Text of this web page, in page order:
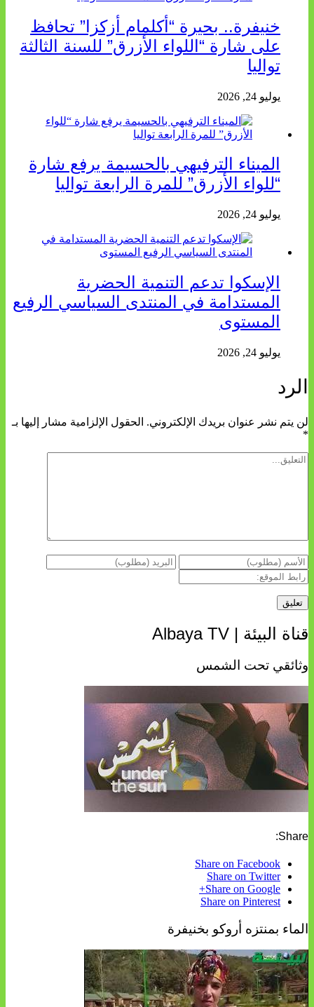
خنيفرة.. بحيرة “أكلمام أزكزا” تحافظ
على شارة “اللواء الأزرق” للسنة الثالثة
تواليا
يوليو 24, 2026
الميناء الترفيهي بالحسيمة يرفع شارة
“للواء الأزرق” للمرة الرابعة تواليا
يوليو 24, 2026
الإسكوا تدعم التنمية الحضرية
المستدامة في المنتدى السياسي الرفيع
المستوى
يوليو 24, 2026
الرد
لن يتم نشر عنوان بريدك الإلكتروني. الحقول الإلزامية مشار إليها بـ
*
قناة البيئة | Albaya TV
وثائقي تحت الشمس
Share:
Share on Facebook
Share on Twitter
Share on Google+
Share on Pinterest
الماء بمنتزه أروكو بخنيفرة